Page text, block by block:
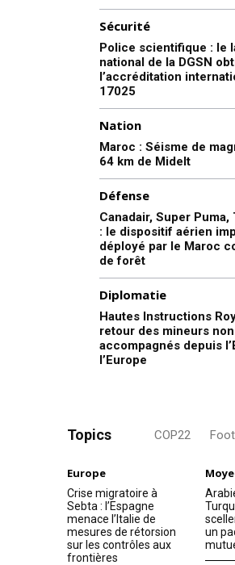
Sécurité
Police scientifique : le
national de la DGSN
l’accréditation
17025
Nation
Maroc : Séisme de
64 km de Midelt
Défense
Canadair, Super
: le dispositif aérien
déployé par le Maroc
de forêt
Diplomatie
Hautes Instructions
retour des mineurs non
accompagnés depuis
l’Europe
Topics COP22 Foot
Europe
Crise migratoire à
Sebta : l’Espagne
menace l’Italie de
mesures de rétorsion
sur les contrôles aux
frontières
un